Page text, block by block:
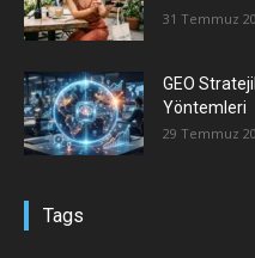
31 Temmuz
GEO
Yöntemleri
29 Temmuz
Tags